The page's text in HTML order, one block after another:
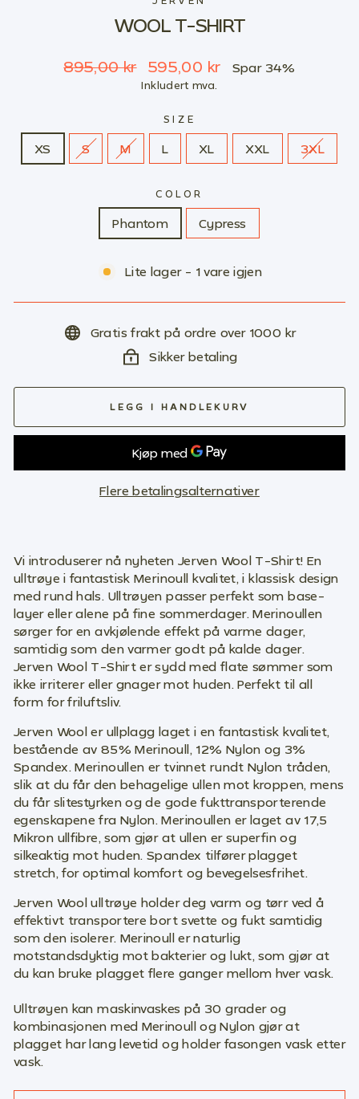
WOOL T-SHIRT
Ordinær
895,00 kr Salgspris
595,00 kr Spar 34%
Inkludert mva.
SIZE
XS S M L XL XXL 3XL
COLOR
Phantom Cypress
Lite lager - 1 vare igjen
Gratis frakt på ordre over 1000 kr
Sikker betaling
LEGG I HANDLEKURV
Flere betalingsalternativer
Vi introduserer nå nyheten Jerven Wool T-Shirt! En
ulltrøye i fantastisk Merinoull kvalitet, i klassisk design
med rund hals. Ulltrøyen passer perfekt som base-
layer eller alene på fine sommerdager. Merinoullen
sørger for en avkjølende effekt på varme dager,
samtidig som den varmer godt på kalde dager.
Jerven Wool T-Shirt er sydd med flate sømmer som
ikke irriterer eller gnager mot huden. Perfekt til all
form for friluftsliv.
Jerven Wool er ullplagg laget i en fantastisk kvalitet,
bestående av 85% Merinoull, 12% Nylon og 3%
Spandex. Merinoullen er tvinnet rundt Nylon tråden,
slik at du får den behagelige ullen mot kroppen, mens
du får slitestyrken og de gode fukttransporterende
egenskapene fra Nylon. Merinoullen er laget av 17,5
Mikron ullfibre, som gjør at ullen er superfin og
silkeaktig mot huden. Spandex tilfører plagget
stretch, for optimal komfort og bevegelsesfrihet.
Jerven Wool ulltrøye holder deg varm og tørr ved å
effektivt transportere bort svette og fukt samtidig
som den isolerer. Merinoull er naturlig
motstandsdyktig mot bakterier og lukt, som gjør at
du kan bruke plagget flere ganger mellom hver vask.
Ulltrøyen kan maskinvaskes på 30 grader og
kombinasjonen med Merinoull og Nylon gjør at
plagget har lang levetid og holder fasongen vask etter
vask.